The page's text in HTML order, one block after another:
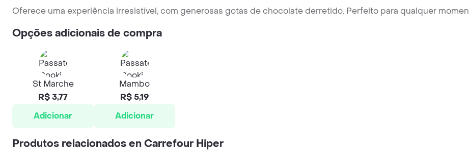
Oferece uma experiência irresistível, com generosas gotas de chocolate derretido. Perfeito para qualquer momen
Opções adicionais de compra
St Marche
R$ 3,77
Adicionar
Mambo
R$ 5,19
Adicionar
Produtos relacionados en Carrefour Hiper